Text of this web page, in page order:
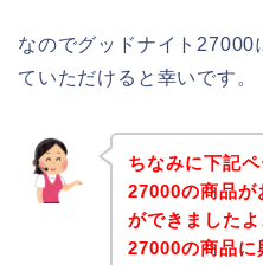
なのでグッドナイト27000
ていただけると幸いです。
ちなみに下記
27000の商品が
ができました
27000の商品に